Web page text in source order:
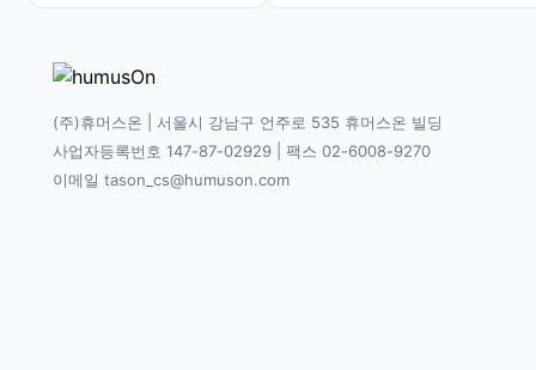
(주)휴머스온 | 서울시 강남구 언주로 535 휴머스온 빌딩
사업자등록번호 147-87-02929 | 팩스 02-6008-9270
이메일 tason_cs@humuson.com